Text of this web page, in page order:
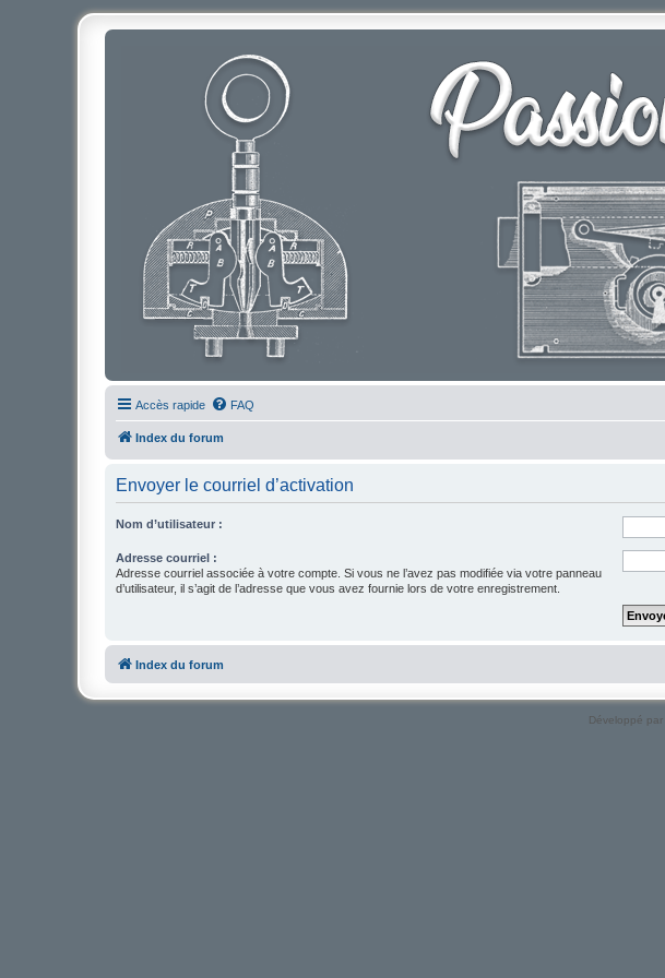
Accès rapide FAQ
Index du forum
Envoyer le courriel d’activation
Nom d’utilisateur :
Adresse courriel :
Adresse courriel associée à votre compte. Si vous ne l’avez pas modifiée via votre panneau
d’utilisateur, il s’agit de l’adresse que vous avez fournie lors de votre enregistrement.
Index du forum
Développé par